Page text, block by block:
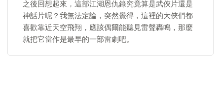
之後回想起來，這部江湖恩仇錄究竟算是武俠片還是
神話片呢？我無法定論，突然覺得，這裡的大俠們都
喜歡靠近天空飛翔，應該偶爾能聽見雷聲轟鳴，那麼
就把它當作是最早的一部雷劇吧。